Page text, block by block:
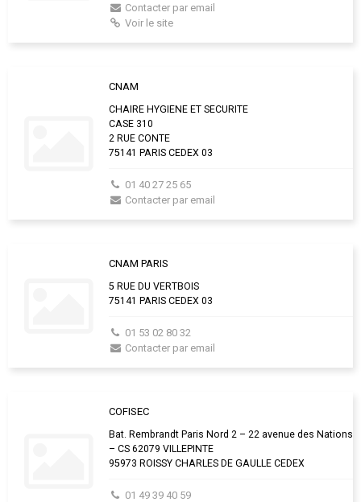
Contacter par email
Voir le site
CNAM
CHAIRE HYGIENE ET SECURITE
CASE 310
2 RUE CONTE
75141 PARIS CEDEX 03
01 40 27 25 65
Contacter par email
CNAM PARIS
5 RUE DU VERTBOIS
75141 PARIS CEDEX 03
01 53 02 80 32
Contacter par email
COFISEC
Bat. Rembrandt Paris Nord 2 – 22 avenue des Nations
– CS 62079 VILLEPINTE
95973 ROISSY CHARLES DE GAULLE CEDEX
01 49 39 40 59